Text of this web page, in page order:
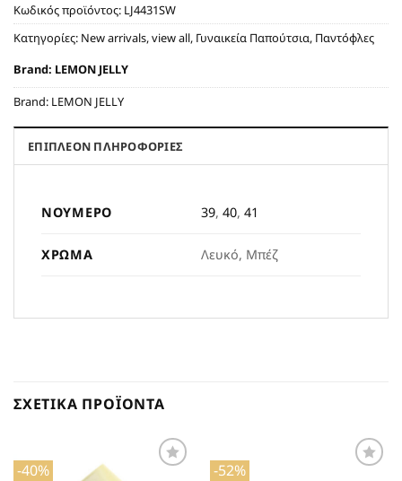
Κωδικός προϊόντος: LJ4431SW
Κατηγορίες: New arrivals,view all, Γυναικεία Παπούτσια, Παντόφλες
Brand: LEMON JELLY
Brand: LEMON JELLY
ΕΠΙΠΛΈΟΝ ΠΛΗΡΟΦΟΡΊΕΣ
ΝΟΎΜΕΡΟ 39,40,41
ΧΡΏΜΑ Λευκό, Μπέζ
ΣΧΕΤΙΚΆ ΠΡΟΪΌΝΤΑ
-40% -52%